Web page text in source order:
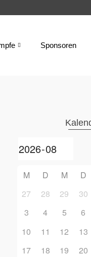
Sponsoren
M D M D
27
28 29 30
3
4 5 6
10
11 12 13
17
18 19 20